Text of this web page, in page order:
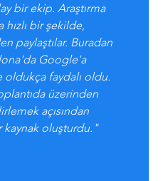
bir ekip. Araştırma
bir şekilde,
paylaştılar. Buradan
Google'a
oldukça faydalı oldu.
üzerinden
açısından
oluşturdu."